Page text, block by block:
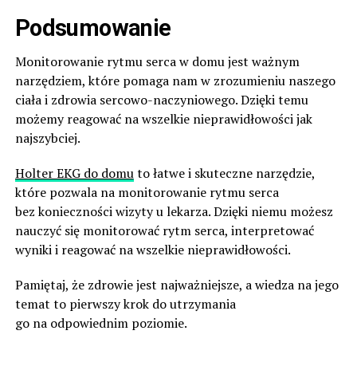
Podsumowanie
Monitorowanie rytmu serca w domu jest ważnym
narzędziem, które pomaga nam w zrozumieniu naszego
ciała i zdrowia sercowo-naczyniowego. Dzięki temu
możemy reagować na wszelkie nieprawidłowości jak
najszybciej.
Holter EKG do domuto łatwe i skuteczne narzędzie,
które pozwala na monitorowanie rytmu serca
bez konieczności wizyty u lekarza. Dzięki niemu możesz
nauczyć się monitorować rytm serca, interpretować
wyniki i reagować na wszelkie nieprawidłowości.
Pamiętaj, że zdrowie jest najważniejsze, a wiedza na jego
temat to pierwszy krok do utrzymania
go na odpowiednim poziomie.